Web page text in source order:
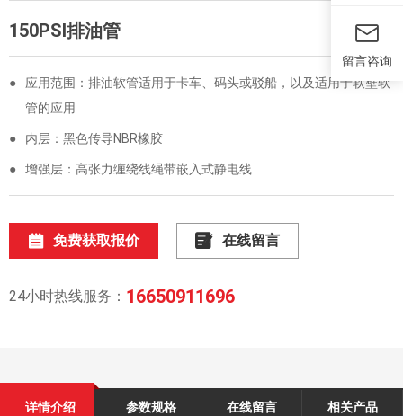
150PSI排油管
●
应用范围：排油软管适用于卡车、码头或驳船，以及适用于软壁软
管的应用
● 内层：黑色传导NBR橡胶
● 增强层：高张力缠绕线绳带嵌入式静电线
免费获取报价 在线留言
24小时热线服务： 16650911696
详情介绍 参数规格 在线留言 相关产品
留言咨询